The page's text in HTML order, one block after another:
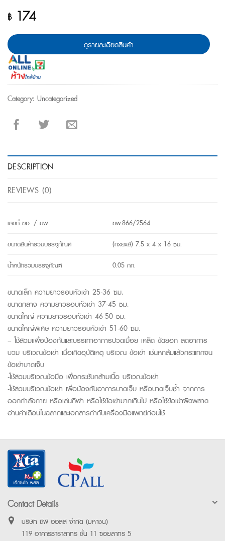
฿174
ดูรายละเอียดสินค้า
Category: Uncategorized
DESCRIPTION
REVIEWS (0)
เลขที่ ฆอ. / ฆพ.
ฆพ.866/2564
ขนาดสินค้ารวมบรรจุภัณฑ์
(กxยxส) 7.5 x 4 x 16 ซม.
น้ำหนักรวมบรรจุภัณฑ์
0.05 กก.
ขนาดเล็ก ความยาวรอบหัวเข่า 25-36 ซม.
ขนาดกลาง ความยาวรอบหัวเข่า 37-45 ซม.
ขนาดใหญ่ ความยาวรอบหัวเข่า 46-50 ซม.
ขนาดใหญ่พิเศษ ความยาวรอบหัวเข่า 51-60 ซม.
– ใช้สวมเเพื่อป้องกันและบรรเทาอาการปวดเมื่อย เคล็ด ขัดยอก ลดอาการ
บวม บริเวณข้อเข่า เมื่อเกิดอุบัติเหตุ บริเวณ ข้อเข่า เช่นหกล้มแล้วกระแทกจน
ข้อเข่าบาดเจ็บ
-ใช้สวมบริเวณข้อมือ เพื่อกระชับกล้ามเนื้อ บริเวณข้อเข่า
-ใช้สวมบริเวณข้อเข่า เพื่อป้องกันอาการบาดเจ็บ หรือบาดเจ็บซ้ำ จากการ
ออกกำลังกาย หรือเล่นกีฬา หรือใช้ข้อเข่ามากเกินไป หรือใช้ข้อเข่าผิดพลาด
อ่านคำเตือนในฉลากและเอกสารกำกับเครื่องมือแพทย์ก่อนใช้
Contact Details
บริษัท ซีพี ออลล์ จำกัด (มหาชน)
119 อาคารธาราสาทร ชั้น 11 ซอยสาทร 5